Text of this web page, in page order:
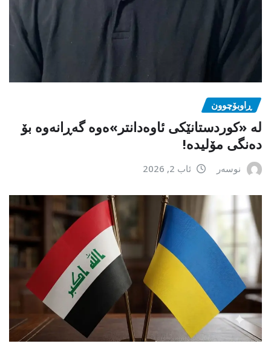
ڕاوبۆچوون
لە «کوردستانێکی ئاوەدانتر»ەوە گەڕانەوە بۆ
دەنگی مۆلیدە!
نوسەر ئاب 2, 2026